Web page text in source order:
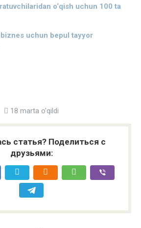
o‘qish uchun 100 ta
biznes uchun bepul tayyor
18 marta o'qildi
статья? Поделиться с
друзьями: